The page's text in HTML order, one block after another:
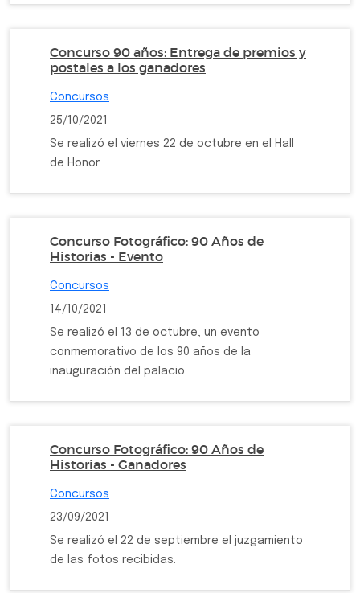
Concurso 90 años: Entrega de premios y
postales a los ganadores
Concursos
25/10/2021
Se realizó el viernes 22 de octubre en el Hall
de Honor
Concurso Fotográfico: 90 Años de
Historias - Evento
Concursos
14/10/2021
Se realizó el 13 de octubre, un evento
conmemorativo de los 90 años de la
inauguración del palacio.
Concurso Fotográfico: 90 Años de
Historias - Ganadores
Concursos
23/09/2021
Se realizó el 22 de septiembre el juzgamiento
de las fotos recibidas.